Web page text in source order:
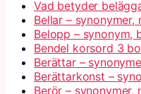
Vad betyder
Bellar –
Belopp – synonym,
Bendel korsord 3
Berättar –
Berättarkonst –
Berör –